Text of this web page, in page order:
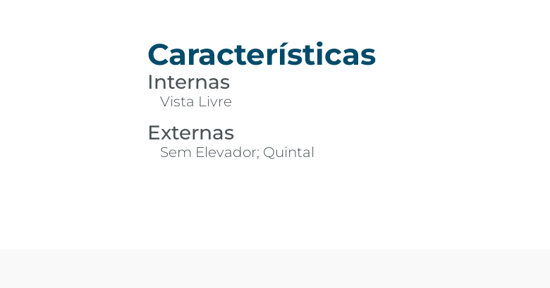
Características
Internas
Vista Livre
Externas
Sem Elevador; Quintal